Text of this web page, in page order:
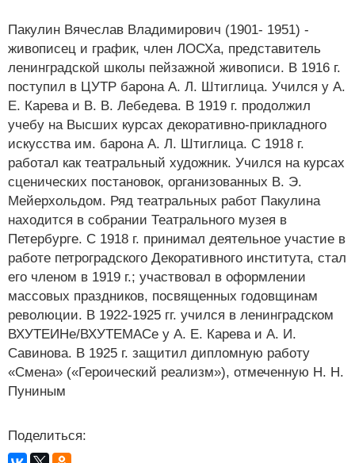
Пакулин Вячеслав Владимирович (1901- 1951) -
живописец и график, член ЛОСХа, представитель
ленинградской школы пейзажной живописи. В 1916 г.
поступил в ЦУТР барона А. Л. Штиглица. Учился у А.
Е. Карева и В. В. Лебедева. В 1919 г. продолжил
учебу на Высших курсах декоративно-прикладного
искусства им. барона А. Л. Штиглица. С 1918 г.
работал как театральный художник. Учился на курсах
сценических постановок, организованных В. Э.
Мейерхольдом. Ряд театральных работ Пакулина
находится в собрании Театрального музея в
Петербурге. С 1918 г. принимал деятельное участие в
работе петроградского Декоративного института, стал
его членом в 1919 г.; участвовал в оформлении
массовых праздников, посвященных годовщинам
революции. В 1922-1925 гг. учился в ленинградском
ВХУТЕИНе/ВХУТЕМАСе у А. Е. Карева и А. И.
Савинова. В 1925 г. защитил дипломную работу
«Смена» («Героический реализм»), отмеченную Н. Н.
Пуниным
Поделиться: